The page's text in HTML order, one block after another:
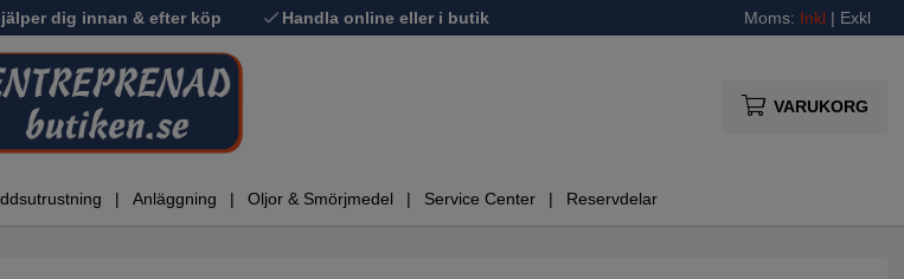
dig innan & efter köp Handla online eller i butik Moms: Inkl | Exkl
VARUKORG
Anläggning Oljor & Smörjmedel Service Center Reservdelar